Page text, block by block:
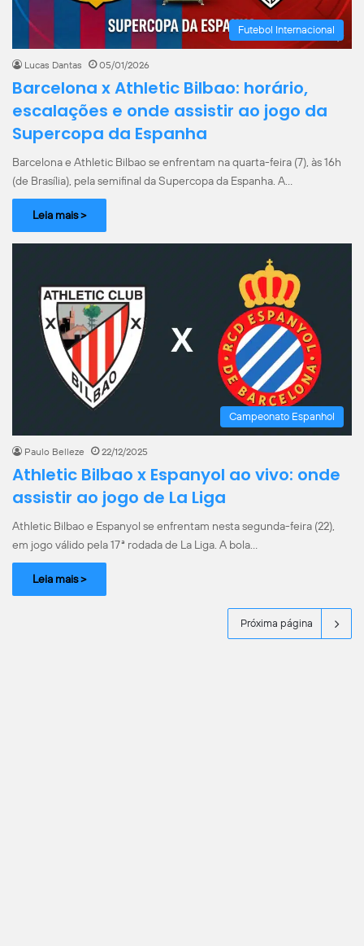
Futebol Internacional
Lucas Dantas 05/01/2026
Barcelona x Athletic Bilbao: horário,
escalações e onde assistir ao jogo da
Supercopa da Espanha
Barcelona e Athletic Bilbao se enfrentam na quarta-feira (7), às 16h
(de Brasília), pela semifinal da Supercopa da Espanha. A…
Leia mais >
Campeonato Espanhol
Paulo Belleze 22/12/2025
Athletic Bilbao x Espanyol ao vivo: onde
assistir ao jogo de La Liga
Athletic Bilbao e Espanyol se enfrentam nesta segunda-feira (22),
em jogo válido pela 17ª rodada de La Liga. A bola…
Leia mais >
Próxima página